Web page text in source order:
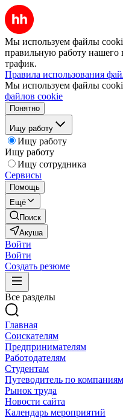
Мы используем файлы
правильную работу нашего
трафик.
Правила использования
Мы используем файлы
файлов cookie
Понятно
Ищу работу
Ищу работу
Ищу работу
Ищу сотрудника
Сервисы
Помощь
Ещё
Поиск
Акуша
Войти
Войти
Создать резюме
Все разделы
Главная
Соискателям
Предпринимателям
Работодателям
Студентам
Путеводитель по компаниям
Рынок труда
Новости сайта
Календарь мероприятий